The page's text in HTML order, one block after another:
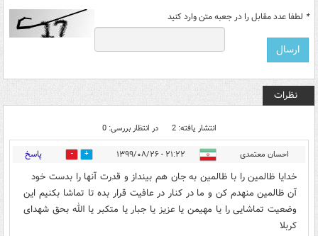
* لطفا عدد مقابل را در جعبه متن وارد کنید
نظرات
انتشار یافته: 2 در انتظار بررسی: 0
احسان معتمدی ۲۱:۲۲ - ۱۳۹۹/۰۸/۲۶ 6 پاسخ
خدایا ظالمین را با ظالمین به جان هم بینداز و قدرت آنها را بدست خود
آن ظالمین منهدم کن و ما در کنار در عافیت قرار بده تا تماشا بکنیم این
وضعیت تماشایی را یا مهیمن یا عزیز یا جبار یا متکبر یا الله بحق شهدای
کربلا